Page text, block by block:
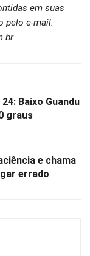
em suas
pelo e-mail:
Baixo Guandu
graus
e chama
errado